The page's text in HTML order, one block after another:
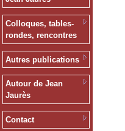
Colloques, tables-
rondes, rencontres
Autres publications
Autour de Jean
Jaurès
Contact